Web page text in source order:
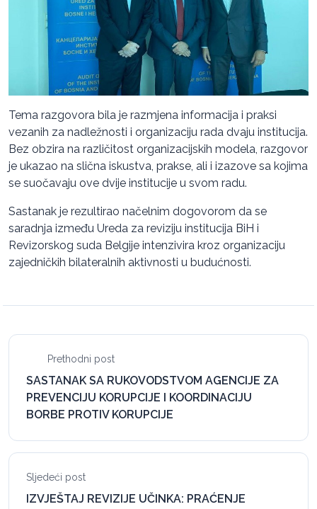
Tema razgovora bila je razmjena informacija i praksi
vezanih za nadležnosti i organizaciju rada dvaju institucija.
Bez obzira na različitost organizacijskih modela, razgovor
je ukazao na slična iskustva, prakse, ali i izazove sa kojima
se suočavaju ove dvije institucije u svom radu.
Sastanak je rezultirao načelnim dogovorom da se
saradnja između Ureda za reviziju institucija BiH i
Revizorskog suda Belgije intenzivira kroz organizaciju
zajedničkih bilateralnih aktivnosti u budućnosti.
Prethodni post
SASTANAK SA RUKOVODSTVOM AGENCIJE ZA
PREVENCIJU KORUPCIJE I KOORDINACIJU
BORBE PROTIV KORUPCIJE
Sljedeći post
IZVJEŠTAJ REVIZIJE UČINKA: PRAĆENJE